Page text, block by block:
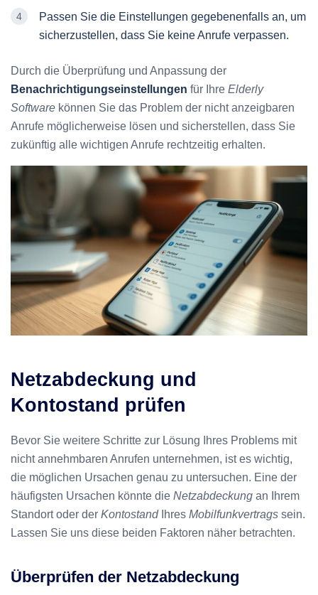
Passen Sie die Einstellungen gegebenenfalls an, um
sicherzustellen, dass Sie keine Anrufe verpassen.
Durch die Überprüfung und Anpassung der
Benachrichtigungseinstellungen für Ihre Elderly
Software können Sie das Problem der nicht anzeigbaren
Anrufe möglicherweise lösen und sicherstellen, dass Sie
zukünftig alle wichtigen Anrufe rechtzeitig erhalten.
Netzabdeckung und
Kontostand prüfen
Bevor Sie weitere Schritte zur Lösung Ihres Problems mit
nicht annehmbaren Anrufen unternehmen, ist es wichtig,
die möglichen Ursachen genau zu untersuchen. Eine der
häufigsten Ursachen könnte die Netzabdeckung an Ihrem
Standort oder der KontostandIhres Mobilfunkvertrags sein.
Lassen Sie uns diese beiden Faktoren näher betrachten.
Überprüfen der Netzabdeckung